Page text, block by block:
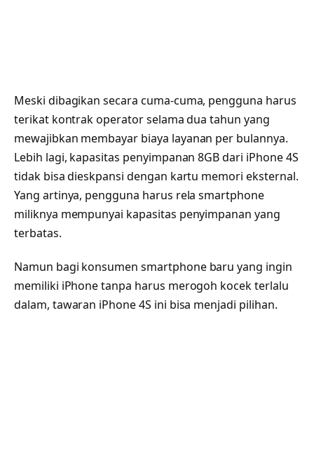
Meski dibagikan secara cuma-cuma, pengguna harus
terikat kontrak operator selama dua tahun yang
mewajibkan membayar biaya layanan per bulannya.
Lebih lagi, kapasitas penyimpanan 8GB dari iPhone 4S
tidak bisa dieskpansi dengan kartu memori eksternal.
Yang artinya, pengguna harus rela smartphone
miliknya mempunyai kapasitas penyimpanan yang
terbatas.
Namun bagi konsumen smartphone baru yang ingin
memiliki iPhone tanpa harus merogoh kocek terlalu
dalam, tawaran iPhone 4S ini bisa menjadi pilihan.